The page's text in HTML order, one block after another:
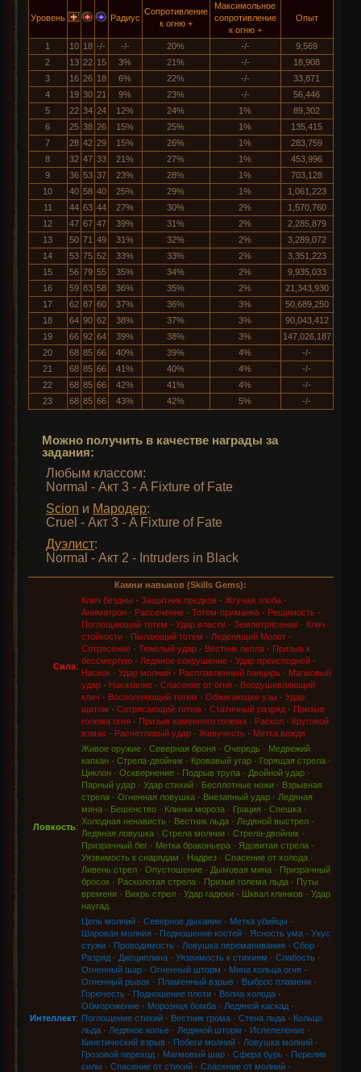
Уровень Радиус
Сопротивление
к огню +
Максимольное
сопротивление
к огню +
Опыт
1 10 18 -/- -/- 20% -/-
9,569
2
13 22 15 3% 21% -/-
18,908
3
16 26 18 6% 22% -/-
33,871
4
19 30 21 9% 23% -/-
56,446
5
22 34 24 12% 24% 1%
89,302
6
25 38 26 15% 25% 1%
135,415
7
28 42 29 15% 26% 1%
283,759
8
32 47 33 21% 27% 1%
453,996
9
36 53 37 23% 28% 1%
703,128
10
40 58 40 25% 29% 1%
1,061,223
11
44 63 44 27% 30% 2%
1,570,760
12
47 67 47 39% 31% 2%
2,285,879
13
50 71 49 31% 32% 2%
3,289,072
14
53 75 52 33% 33% 2%
3,351,223
15
56 79 55 35% 34% 2%
9,935,033
16
59 83 58 36% 35% 2%
21,343,930
17
62 87 60 37% 36% 3%
50,689,250
18
64 90 62 38% 37% 3%
90,043,412
19
66 92 64 39% 38% 3%
147,026,187
20
68 85 66 40% 39% 4%
-/-
21
68 85 66 41% 40% 4%
-/-
22
68 85 66 42% 41% 4%
-/-
23
68 85 66 43% 42% 5% -/-
Можно получить в качестве награды за
задания:
Любым классом:
Normal - Акт 3 - A Fixture of Fate
Scion и Мародер:
Cruel - Акт 3 - A Fixture of Fate
Дуэлист:
Normal - Акт 2 - Intruders in Black
Камни навыков (Skills Gems):
Сила:
Клич бездны · Защитник предков· Жгучая злоба·
Аниматрон· Рассечение· Тотем-приманка· Решимость·
Поглощающий тотем · Удар власти· Землетрясение· Клич
стойкости· Пылающий тотем · Леденящий Молот·
Сотрясение· Тяжелый удар· Вестник пепла· Призыв к
бессмертию· Ледяное сокрушение· Удар преисподней·
Наскок· Удар молний· Расплавленный панцирь· Магмовый
удар· Наказание· Спасение от огня· Воодушевляющий
клич · Восполняющий тотем · Обжигающие узы · Удар
щитом · Сотрясающий тотем · Статичный разряд· Призыв
голема огня· Призыв каменного голема· Раскол· Круговой
взмах · Расчетливый удар· Живучесть· Метка вождя
Ловкость:
Живое оружие· Северная броня · Очередь · Медвежий
капкан· Стрела-двойник· Кровавый угар· Горящая стрела·
Циклон· Осквернение· Подрыв трупа· Двойной удар·
Парный удар· Удар стихий· Бесплотные ножи· Взрывная
стрела· Огненная ловушка· Внезапный удар· Ледяная
мина· Бешенство· Клинки мороза· Грация · Спешка·
Холодная ненависть · Вестник льда· Ледяной выстрел·
Ледяная ловушка· Стрела молнии· Стрела-двойник·
Призрачный бег· Метка браконьера· Ядовитая стрела·
Уязвимость к снарядам · Надрез· Спасение от холода·
Ливень стрел· Опустошение· Дымовая мина· Призрачный
бросок· Расколотая стрела· Призыв голема льда· Путы
времени· Вихрь стрел· Удар гадюки· Шквал клинков· Удар
наугад
Интеллект:
Цепь молний· Северное дыхание· Метка убийцы ·
Шаровая молния· Подношение костей· Ясность ума· Укус
стужи· Проводимость· Ловушка переманивания· Сбор·
Разряд· Дисциплина· Уязвимость к стихиям · Слабость·
Огненный шар· Огненный шторм · Мина кольца огня·
Огненный рывок· Пламенный взрыв· Выброс пламени·
Горючесть· Подношение плоти· Волна холода·
Обморожение· Морозная бомба· Ледяной каскад·
Поглощение стихий· Вестник грома· Стена льда· Кольцо
льда· Ледяное копье· Ледяной шторм · Испепеление·
Кинетический взрыв· Побеги молний· Ловушка молний·
Грозовой переход· Магмовый шар· Сфера бурь· Перелив
силы · Спасение от стихий· Спасение от молний·